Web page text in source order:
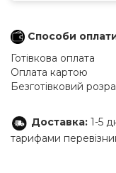
Способи
Готівкова оплата
Оплата картою
Безготівковий
Доставка: 1-5
тарифами